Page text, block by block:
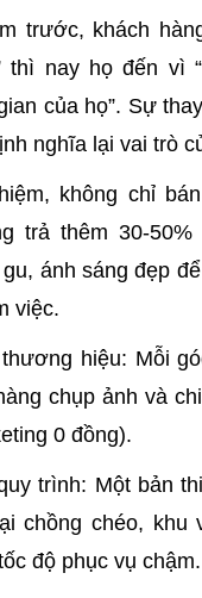
trước, khách
thì nay họ đến vì
của họ”. Sự
nghĩa lại vai trò
không chỉ
trả thêm 30-
ánh sáng đẹp
việc.
hiệu: Mỗi
chụp ảnh và
0 đồng).
trình: Một bản
chồng chéo, khu
độ phục vụ chậm.